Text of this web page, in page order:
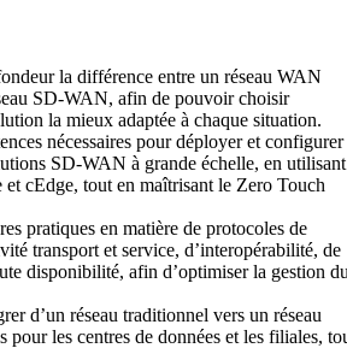
la différence entre un réseau WAN
SD-WAN, afin de pouvoir choisir
la mieux adaptée à chaque situation.
nécessaires pour déployer et configurer
SD-WAN à grande échelle, en utilisant
cEdge, tout en maîtrisant le Zero Touch
pratiques en matière de protocoles de
transport et service, d’interopérabilité, de
disponibilité, afin d’optimiser la gestion
d’un réseau traditionnel vers un réseau
les centres de données et les filiales,